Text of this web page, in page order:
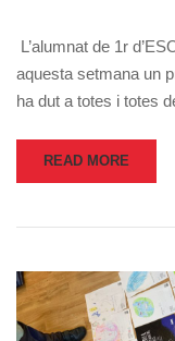
L’alumnat de 1r
aquesta setmana un
ha dut a totes i totes
READ MORE